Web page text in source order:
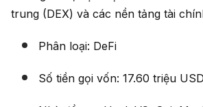
trung (DEX) và các nền tảng tài
Phân loại: DeFi
Số tiền gọi vốn: 17.60 triệu USD